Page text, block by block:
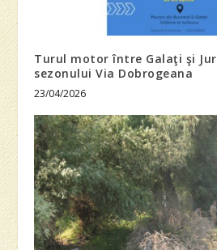
Turul motor între Galaţi şi
sezonului Via Dobrogeana
23/04/2026